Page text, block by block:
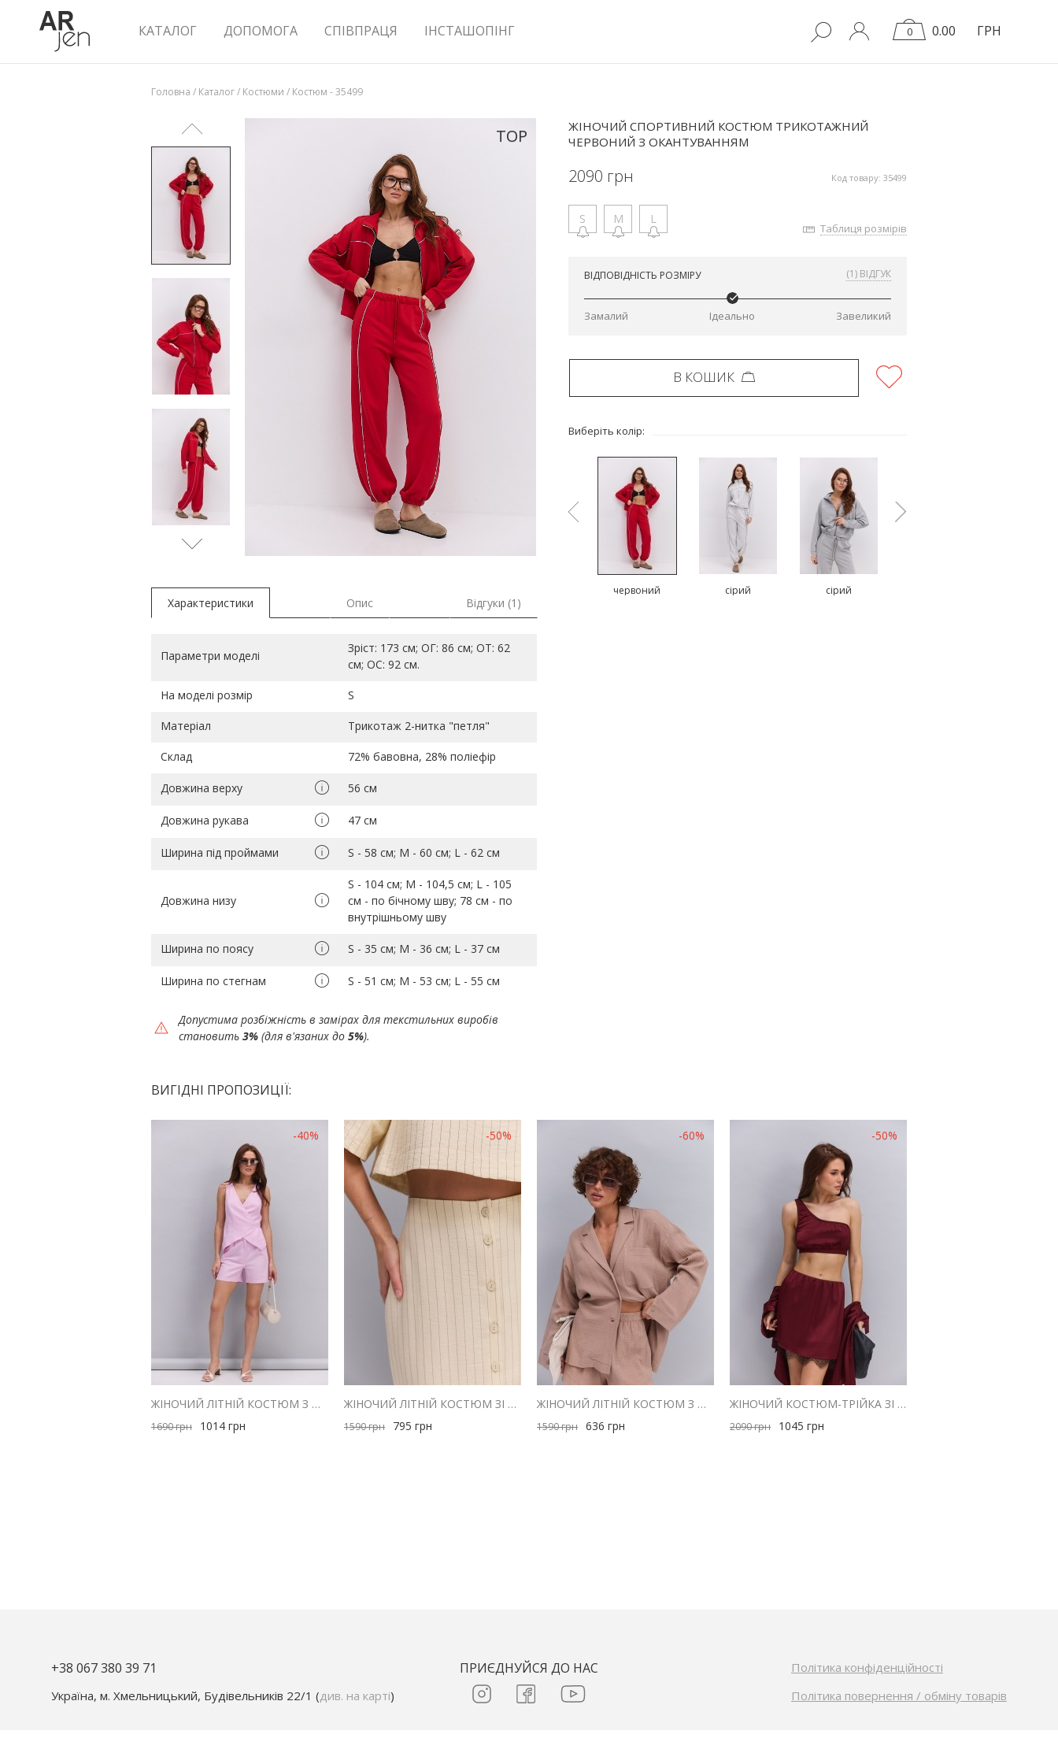
КАТАЛОГ ДОПОМОГА СПІВПРАЦЯ ІНСТАШОПІНГ 0 0.00 ГРН
Головна / Каталог/ Костюми / Костюм - 35499
ЖІНОЧИЙ СПОРТИВНИЙ КОСТЮМ ТРИКОТАЖНИЙ
ЧЕРВОНИЙ З ОКАНТУВАННЯМ
2090 грн Код товару: 35499
S M L
Таблиця розмірів
ВІДПОВІДНІСТЬ РОЗМІРУ
(1) ВІДГУК
Замалий Ідеально Завеликий
В КОШИК
Виберіть колір:
червоний сірий сірий
TOP
Характеристики Опис Відгуки (1)
Параметри моделі
Зріст: 173 см; ОГ: 86 см; ОТ: 62
см; ОС: 92 см.
На моделі розмір S
Матеріал Трикотаж 2-нитка "петля"
Склад 72% бавовна, 28% поліефір
Довжина верху 56 см
Довжина рукава 47 см
Ширина під проймами S - 58 см; M - 60 см; L - 62 см
Довжина низу
S - 104 см; M - 104,5 см; L - 105
см - по бічному шву; 78 см - по
внутрішньому шву
Ширина по поясу S - 35 см; M - 36 см; L - 37 см
Ширина по стегнам S - 51 см; M - 53 см; L - 55 см
Допустима розбіжність в замірах для текстильних виробів
становить 3% (для в'язаних до 5%).
ВИГІДНІ ПРОПОЗИЦІЇ:
-40%
ЖІНОЧИЙ ЛІТНІЙ КОСТЮМ З ШОРТАМИ І ЖИЛЕТОМ З ЛЬОНУ РОЖЕВИЙ
1690грн 1014 грн
-50%
ЖІНОЧИЙ ЛІТНІЙ КОСТЮМ ЗІ СПІДНИЦЕЮ І ТОПОМ СВІТЛО-БЕЖЕВИЙ В СМУЖКУ
1590грн 795 грн
-60%
ЖІНОЧИЙ ЛІТНІЙ КОСТЮМ З ШОРТАМИ ТА СОРОЧКОЮ З МУСЛІНУ ШОКОЛАДНИЙ
1590грн 636 грн
-50%
ЖІНОЧИЙ КОСТЮМ-ТРІЙКА ЗІ СПІДНИЦЕЮ САТИНОВИЙ БОРДОВОГО КОЛЬОРУ
2090грн 1045 грн
+38 067 380 39 71
Україна, м. Хмельницький, Будівельників 22/1 (див. на карті)
ПРИЄДНУЙСЯ ДО НАС
Політика конфіденційності
Політика повернення / обміну товарів